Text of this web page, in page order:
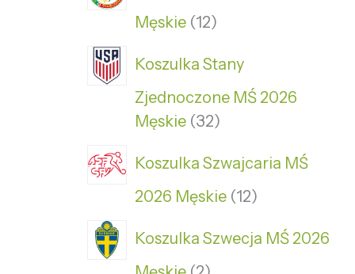
Męskie 12
Koszulka Stany
Zjednoczone MŚ 2026
Męskie 32
Koszulka Szwajcaria MŚ
2026 Męskie 12
Koszulka Szwecja MŚ 2026